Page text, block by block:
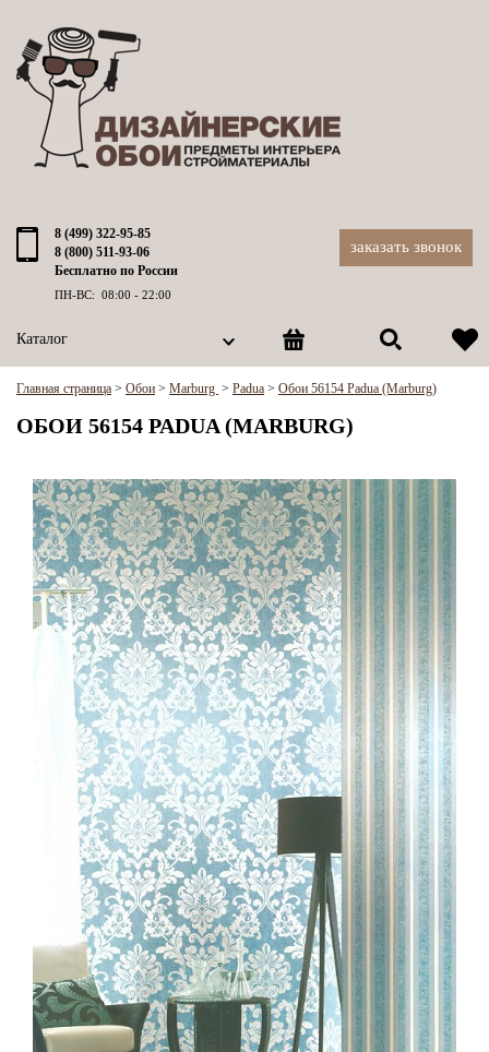
8 (499) 322-95-85
8 (800) 511-93-06
Бесплатно по России
ПН-ВС: 08:00 - 22:00
заказать звонок
Каталог
Главная страница > Обои > Marburg > Padua > Обои 56154 Padua (Marburg)
ОБОИ 56154 PADUA (MARBURG)